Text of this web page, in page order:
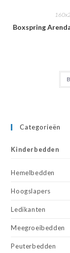
Boxspring
Categorieën
Kinderbedden
Hemelbedden
Hoogslapers
Ledikanten
Meegroeibedden
Peuterbedden